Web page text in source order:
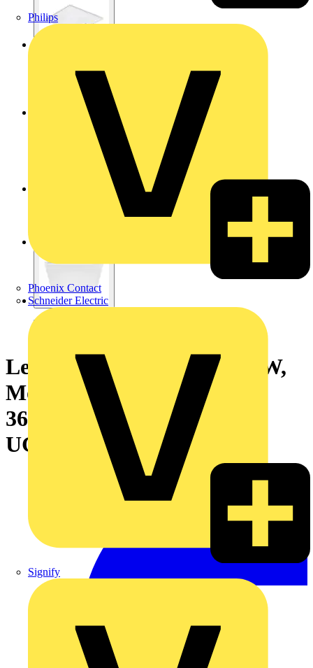
Philips
Phoenix Contact
Schneider Electric
Signify
Ledinaire Panel, All-in, 28 W,
Module 625, VPC, 3400 lm,
3600 lm, 3000 K, 4000 K,
UGR19